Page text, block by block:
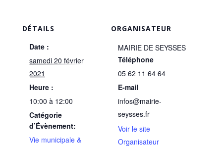
DÉTAILS
Date :
samedi 20 février
2021
Heure :
10:00 à 12:00
Catégorie
d’Évènement:
Vie municipale &
ORGANISATEUR
MAIRIE DE SEYSSES
Téléphone
05 62 11 64 64
E-mail
infos@mairie-
seysses.fr
Voir le site
Organisateur